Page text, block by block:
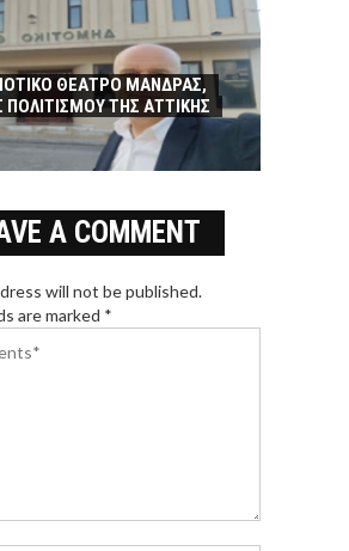
ΘΕΑΤΡΟ ΜΑΝΔΡΑΣ,
ΠΟΛΙΤΙΣΜΟΥ ΤΗΣ ΑΤΤΙΚΗΣ
A COMMENT
will not be published.
are marked *